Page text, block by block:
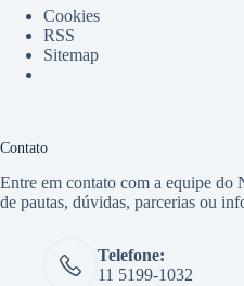
Cookies
RSS
Sitemap
Contato
Entre em contato com a equipe do
de pautas, dúvidas, parcerias ou
Telefone:
11 5199-1032